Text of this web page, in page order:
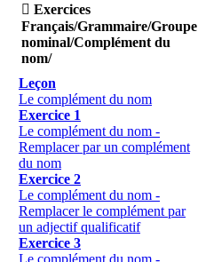
 Exercices
Français/Grammaire/Groupe
nominal/Complément du
nom/
Leçon
Le complément du nom
Exercice 1
Le complément du nom -
Remplacer par un complément
du nom
Exercice 2
Le complément du nom -
Remplacer le complément par
un adjectif qualificatif
Exercice 3
Le complément du nom -